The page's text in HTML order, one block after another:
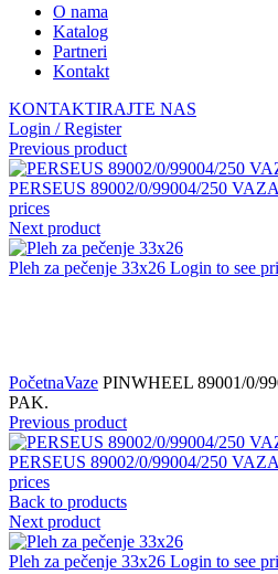
O nama
Katalog
Partneri
Kontakt
KONTAKTIRAJTE NAS
Login / Register
Previous product
PERSEUS 89002/0/99004/250
prices
Next product
Pleh za pečenje 33x26 Login to see
PočetnaVaze PINWHEEL 89001/0/
PAK.
Previous product
PERSEUS 89002/0/99004/250
prices
Back to products
Next product
Pleh za pečenje 33x26 Login to see